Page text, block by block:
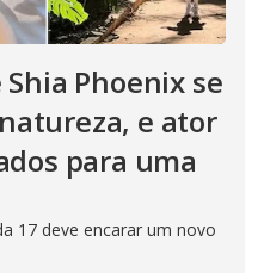
Phoenix se
e ator
para uma
17 deve encarar um novo